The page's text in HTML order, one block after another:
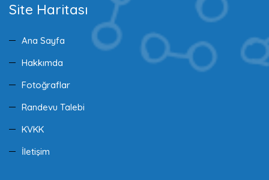
Site Haritası
Ana Sayfa
Hakkımda
Fotoğraflar
Randevu Talebi
KVKK
İletişim